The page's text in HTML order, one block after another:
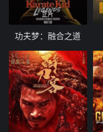
正片
功夫梦：融合之道